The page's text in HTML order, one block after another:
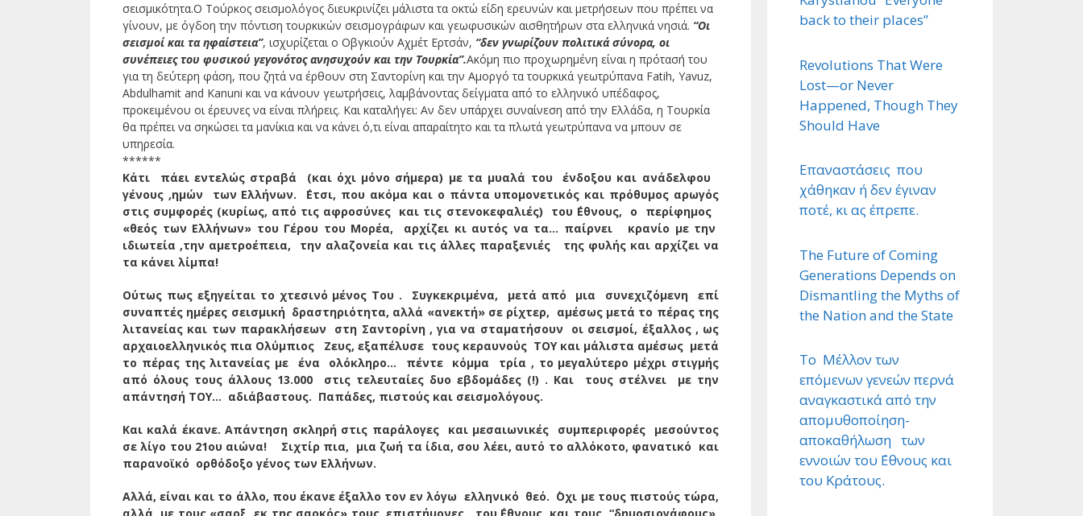
σεισμικότητα.Ο Τούρκος σεισμολόγος διευκρινίζει μάλιστα τα οκτώ είδη ερευνών και μετρήσεων που πρέπει να
γίνουν, με όγδοη την πόντιση τουρκικών σεισμογράφων και γεωφυσικών αισθητήρων στα ελληνικά νησιά. “Οι
σεισμοί και τα ηφαίστεια”, ισχυρίζεται ο Οβγκιούν Αχμέτ Ερτσάν, “δεν γνωρίζουν πολιτικά σύνορα, οι
συνέπειες του φυσικού γεγονότος ανησυχούν και την Τουρκία”.Ακόμη πιο προχωρημένη είναι η πρότασή του
για τη δεύτερη φάση, που ζητά να έρθουν στη Σαντορίνη και την Αμοργό τα τουρκικά γεωτρύπανα Fatih, Yavuz,
Abdulhamit and Kanuni και να κάνουν γεωτρήσεις, λαμβάνοντας δείγματα από το ελληνικό υπέδαφος,
προκειμένου οι έρευνες να είναι πλήρεις. Και καταλήγει: Αν δεν υπάρχει συναίνεση από την Ελλάδα, η Τουρκία
θα πρέπει να σηκώσει τα μανίκια και να κάνει ό,τι είναι απαραίτητο και τα πλωτά γεωτρύπανα να μπουν σε
υπηρεσία.
******
Κάτι πάει εντελώς στραβά (και όχι μόνο σήμερα) με τα μυαλά του ένδοξου και ανάδελφου
γένους ,ημών των Ελλήνων. ΄Ετσι, που ακόμα και ο πάντα υπομονετικός και πρόθυμος αρωγός
στις συμφορές (κυρίως, από τις αφροσύνες και τις στενοκεφαλιές) του ΄Εθνους, ο περίφημος
«θεός των Ελλήνων» του Γέρου του Μορέα, αρχίζει κι αυτός να τα… παίρνει κρανίο με την
ιδιωτεία ,την αμετροέπεια, την αλαζονεία και τις άλλες παραξενιές της φυλής και αρχίζει να
τα κάνει λίμπα!
Ούτως πως εξηγείται το χτεσινό μένος Του . Συγκεκριμένα, μετά από μια συνεχιζόμενη επί
συναπτές ημέρες σεισμική δραστηριότητα, αλλά «ανεκτή» σε ρίχτερ, αμέσως μετά το πέρας της
λιτανείας και των παρακλήσεων στη Σαντορίνη , για να σταματήσουν οι σεισμοί, έξαλλος , ως
αρχαιοελληνικός πια Ολύμπιος Ζευς, εξαπέλυσε τους κεραυνούς ΤΟΥ και μάλιστα αμέσως μετά
το πέρας της λιτανείας με ένα ολόκληρο… πέντε κόμμα τρία , το μεγαλύτερο μέχρι στιγμής
από όλους τους άλλους 13.000 στις τελευταίες δυο εβδομάδες (!) . Και τους στέλνει με την
απάντησή ΤΟΥ… αδιάβαστους. Παπάδες, πιστούς και σεισμολόγους.
Και καλά έκανε. Απάντηση σκληρή στις παράλογες και μεσαιωνικές συμπεριφορές μεσούντος
σε λίγο του 21ου αιώνα! Σιχτίρ πια, μια ζωή τα ίδια, σου λέει, αυτό το αλλόκοτο, φανατικό και
παρανοϊκό ορθόδοξο γένος των Ελλήνων.
Αλλά, είναι και το άλλο, που έκανε έξαλλο τον εν λόγω ελληνικό θεό. ΄Οχι με τους πιστούς τώρα,
back to their places”
Revolutions That Were
Lost—or Never
Happened, Though They
Should Have
Επαναστάσεις που
χάθηκαν ή δεν έγιναν
ποτέ, κι ας έπρεπε.
The Future of Coming
Generations Depends on
Dismantling the Myths of
the Nation and the State
Το Μέλλον των
επόμενων γενεών περνά
αναγκαστικά από την
απομυθοποίηση-
αποκαθήλωση των
εννοιών του ΄Εθνους και
του Κράτους.